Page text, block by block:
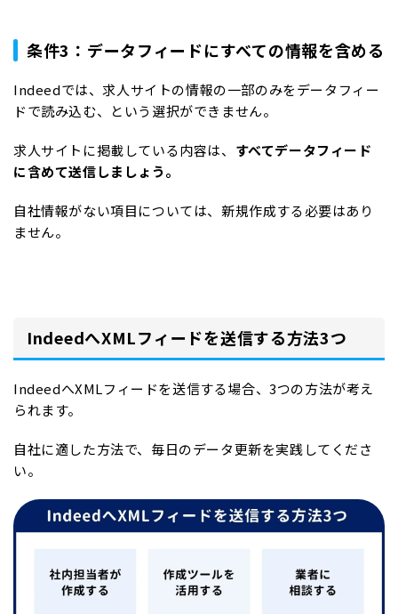
条件3：データフィードにすべての情報を含める
Indeedでは、求人サイトの情報の一部のみをデータフィー
ドで読み込む、という選択ができません。
求人サイトに掲載している内容は、 すべてデータフィード
に含めて送信しましょう。
自社情報がない項目については、新規作成する必要はあり
ません。
IndeedへXMLフィードを送信する方法3つ
IndeedへXMLフィードを送信する場合、3つの方法が考え
られます。
自社に適した方法で、毎日のデータ更新を実践してくださ
い。